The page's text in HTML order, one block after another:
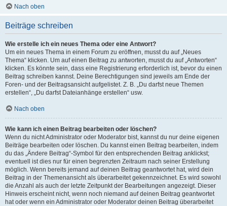
Nach oben
Beiträge schreiben
Wie erstelle ich ein neues Thema oder eine Antwort?
Um ein neues Thema in einem Forum zu eröffnen, musst du auf „Neues
Thema“ klicken. Um auf einen Beitrag zu antworten, musst du auf „Antworten“
klicken. Es könnte sein, dass eine Registrierung erforderlich ist, bevor du einen
Beitrag schreiben kannst. Deine Berechtigungen sind jeweils am Ende der
Foren- und der Beitragsansicht aufgelistet. Z. B. „Du darfst neue Themen
erstellen“, „Du darfst Dateianhänge erstellen“ usw.
Nach oben
Wie kann ich einen Beitrag bearbeiten oder löschen?
Wenn du nicht Administrator oder Moderator bist, kannst du nur deine eigenen
Beiträge bearbeiten oder löschen. Du kannst einen Beitrag bearbeiten, indem
du das „Ändere Beitrag“-Symbol für den entsprechenden Beitrag anklickst;
eventuell ist dies nur für einen begrenzten Zeitraum nach seiner Erstellung
möglich. Wenn bereits jemand auf deinen Beitrag geantwortet hat, wird dein
Beitrag in der Themenansicht als überarbeitet gekennzeichnet. Es wird sowohl
die Anzahl als auch der letzte Zeitpunkt der Bearbeitungen angezeigt. Dieser
Hinweis erscheint nicht, wenn noch niemand auf deinen Beitrag geantwortet
hat oder wenn ein Administrator oder Moderator deinen Beitrag überarbeitet